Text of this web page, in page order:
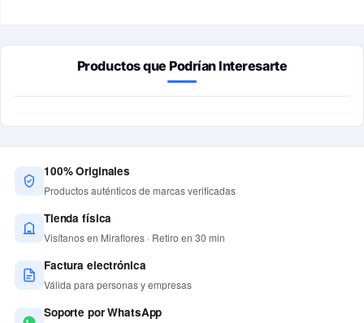
Productos que Podrían Interesarte
100% Originales
Productos auténticos de marcas verificadas
Tienda física
Visítanos en Miraflores · Retiro en 30 min
Factura electrónica
Válida para personas y empresas
Soporte por WhatsApp